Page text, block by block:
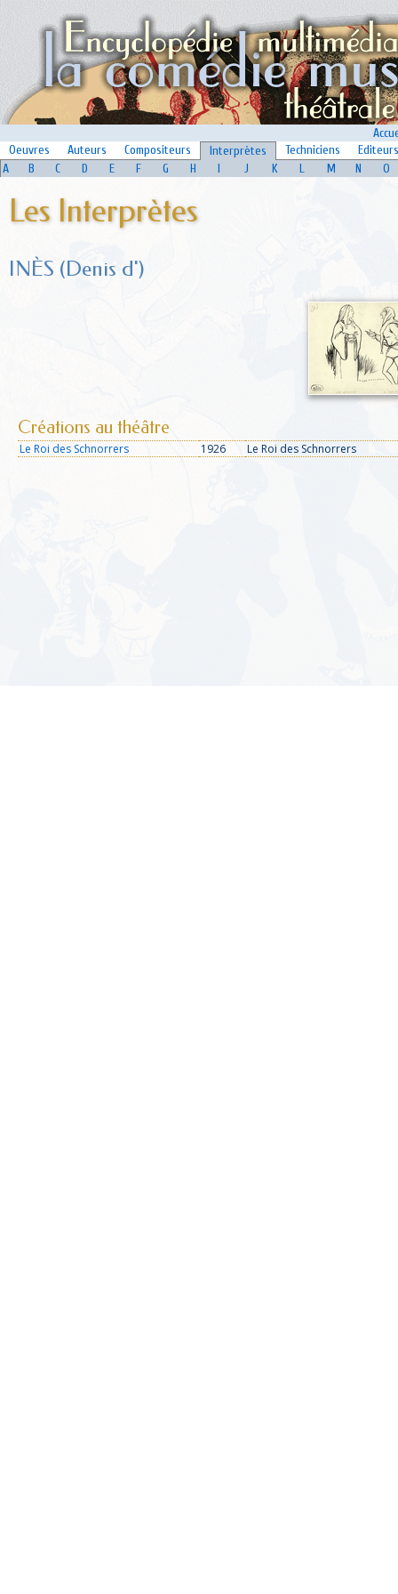
Oeuvres
Auteurs Compositeurs Interprètes Techniciens
Editeurs
A
B C D E F G H I J K L M N O
Les Interprètes
INÈS (Denis d')
Créations au théâtre
Le Roi des Schnorrers 1926 Le Roi des Schnorrers